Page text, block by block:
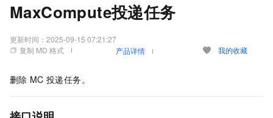
MaxCompute投递任务
更新时间： 2025-09-15 07:21:27
复制 MD 格式
产品详情 我的收藏
删除 MC 投递任务。